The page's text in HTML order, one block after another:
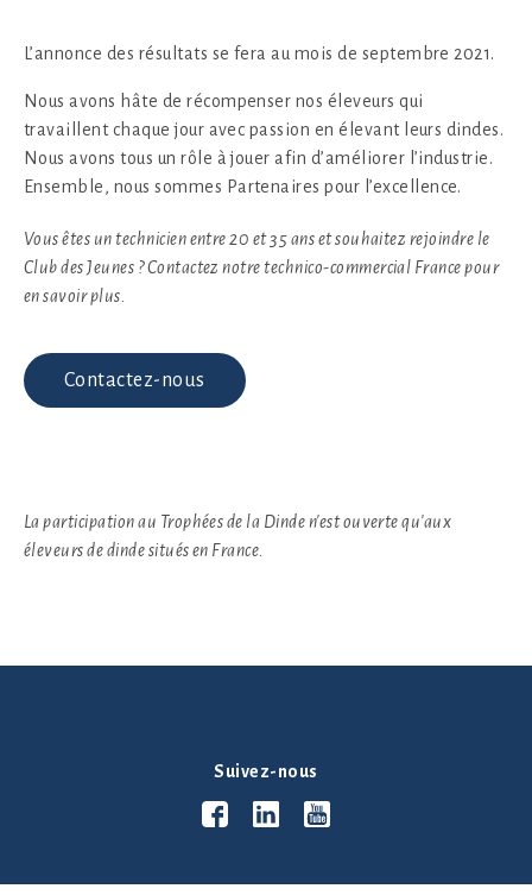
L’annonce des résultats se fera au mois de septembre 2021.
Nous avons hâte de récompenser nos éleveurs qui
travaillent chaque jour avec passion en élevant leurs dindes.
Nous avons tous un rôle à jouer afin d’améliorer l’industrie.
Ensemble, nous sommes Partenaires pour l’excellence.
Vous êtes un technicien entre 20 et 35 ans et souhaitez rejoindre le
Club des Jeunes ? Contactez notre technico-commercial France pour
en savoir plus.
Contactez-nous
La participation au Trophées de la Dinde n'est ouverte qu'aux
éleveurs de dinde situés en France.
Suivez-nous